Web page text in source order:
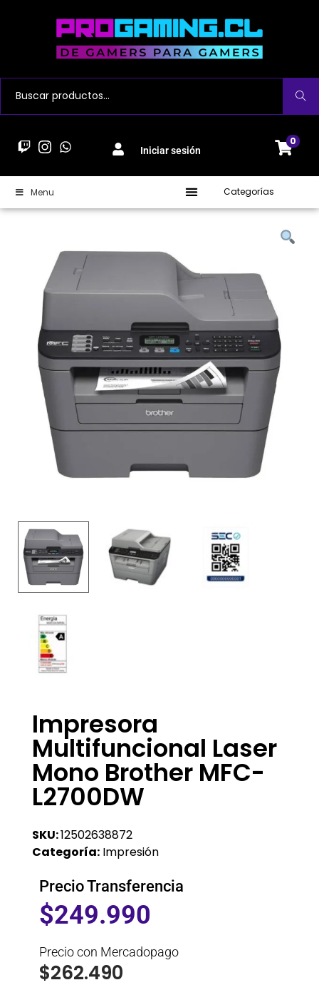
Buscar
Iniciar sesión
0
Menu Categorías
Impresora
Multifuncional Laser
Mono Brother MFC-
L2700DW
SKU:12502638872
Categoría: Impresión
Precio Transferencia
$249.990
Precio con Mercadopago
$262.490